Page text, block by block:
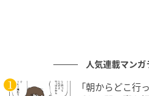
家族に間に入ってもらいなが
だと感じた出来事でした。
人気連載マンガ
「朝からどこ行